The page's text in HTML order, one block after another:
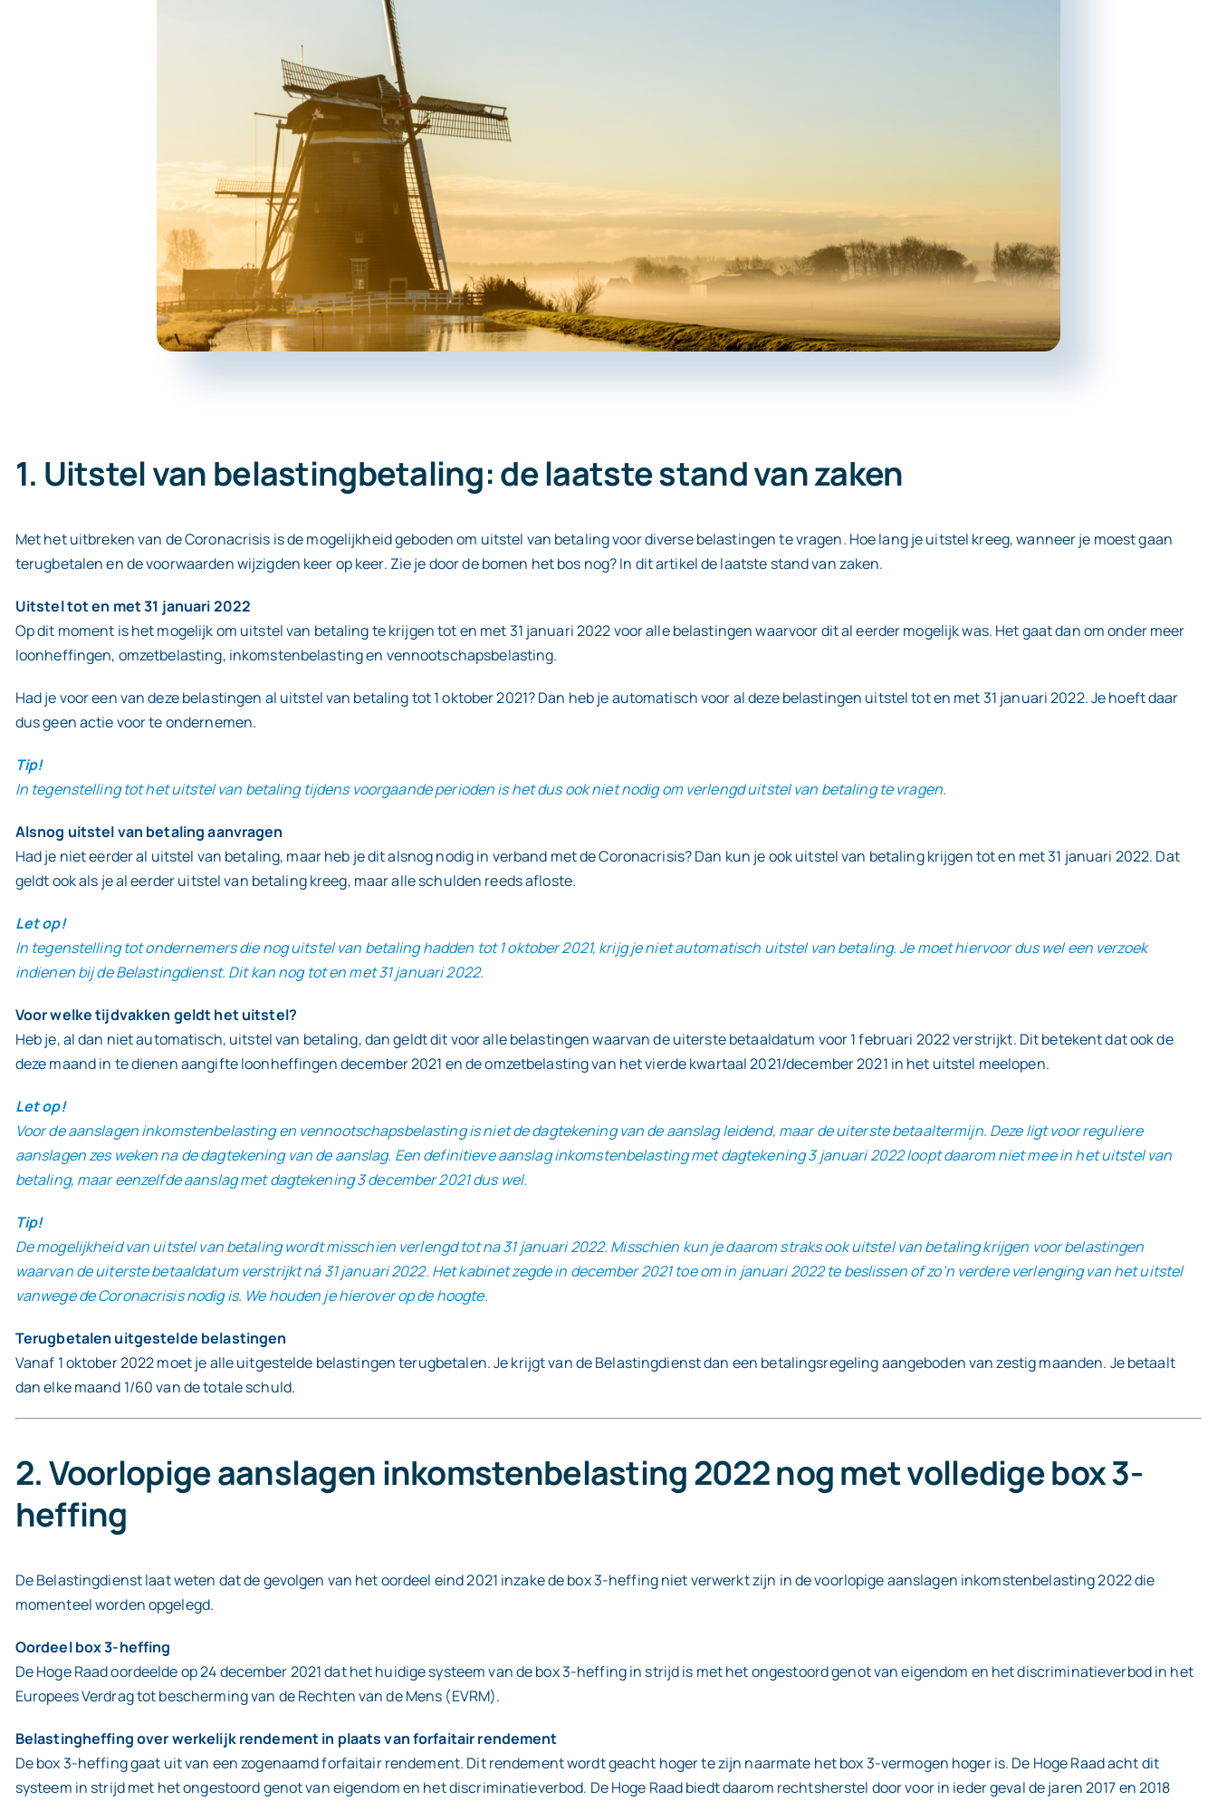
1. Uitstel van belastingbetaling: de laatste stand van zaken
Met het uitbreken van de Coronacrisis is de mogelijkheid geboden om uitstel van betaling voor diverse belastingen te vragen. Hoe lang je uitstel kreeg, wanneer je moest gaan
terugbetalen en de voorwaarden wijzigden keer op keer. Zie je door de bomen het bos nog? In dit artikel de laatste stand van zaken.
Uitstel tot en met 31 januari 2022
Op dit moment is het mogelijk om uitstel van betaling te krijgen tot en met 31 januari 2022 voor alle belastingen waarvoor dit al eerder mogelijk was. Het gaat dan om onder meer
loonheffingen, omzetbelasting, inkomstenbelasting en vennootschapsbelasting.
Had je voor een van deze belastingen al uitstel van betaling tot 1 oktober 2021? Dan heb je automatisch voor al deze belastingen uitstel tot en met 31 januari 2022. Je hoeft daar
dus geen actie voor te ondernemen.
Tip!
In tegenstelling tot het uitstel van betaling tijdens voorgaande perioden is het dus ook niet nodig om verlengd uitstel van betaling te vragen.
Alsnog uitstel van betaling aanvragen
Had je niet eerder al uitstel van betaling, maar heb je dit alsnog nodig in verband met de Coronacrisis? Dan kun je ook uitstel van betaling krijgen tot en met 31 januari 2022. Dat
geldt ook als je al eerder uitstel van betaling kreeg, maar alle schulden reeds afloste.
Let op!
In tegenstelling tot ondernemers die nog uitstel van betaling hadden tot 1 oktober 2021, krijg je niet automatisch uitstel van betaling. Je moet hiervoor dus wel een verzoek
indienen bij de Belastingdienst. Dit kan nog tot en met 31 januari 2022.
Voor welke tijdvakken geldt het uitstel?
Heb je, al dan niet automatisch, uitstel van betaling, dan geldt dit voor alle belastingen waarvan de uiterste betaaldatum voor 1 februari 2022 verstrijkt. Dit betekent dat ook de
deze maand in te dienen aangifte loonheffingen december 2021 en de omzetbelasting van het vierde kwartaal 2021/december 2021 in het uitstel meelopen.
Let op!
Voor de aanslagen inkomstenbelasting en vennootschapsbelasting is niet de dagtekening van de aanslag leidend, maar de uiterste betaaltermijn. Deze ligt voor reguliere
aanslagen zes weken na de dagtekening van de aanslag. Een definitieve aanslag inkomstenbelasting met dagtekening 3 januari 2022 loopt daarom niet mee in het uitstel van
betaling, maar eenzelfde aanslag met dagtekening 3 december 2021 dus wel.
Tip!
De mogelijkheid van uitstel van betaling wordt misschien verlengd tot na 31 januari 2022. Misschien kun je daarom straks ook uitstel van betaling krijgen voor belastingen
waarvan de uiterste betaaldatum verstrijkt ná 31 januari 2022. Het kabinet zegde in december 2021 toe om in januari 2022 te beslissen of zo’n verdere verlenging van het uitstel
vanwege de Coronacrisis nodig is. We houden je hierover op de hoogte.
Terugbetalen uitgestelde belastingen
Vanaf 1 oktober 2022 moet je alle uitgestelde belastingen terugbetalen. Je krijgt van de Belastingdienst dan een betalingsregeling aangeboden van zestig maanden. Je betaalt
dan elke maand 1/60 van de totale schuld.
2. Voorlopige aanslagen inkomstenbelasting 2022 nog met volledige box 3-
heffing
De Belastingdienst laat weten dat de gevolgen van het oordeel eind 2021 inzake de box 3-heffing niet verwerkt zijn in de voorlopige aanslagen inkomstenbelasting 2022 die
momenteel worden opgelegd.
Oordeel box 3-heffing
De Hoge Raad oordeelde op 24 december 2021 dat het huidige systeem van de box 3-heffing in strijd is met het ongestoord genot van eigendom en het discriminatieverbod in het
Europees Verdrag tot bescherming van de Rechten van de Mens (EVRM).
Belastingheffing over werkelijk rendement in plaats van forfaitair rendement
De box 3-heffing gaat uit van een zogenaamd forfaitair rendement. Dit rendement wordt geacht hoger te zijn naarmate het box 3-vermogen hoger is. De Hoge Raad acht dit
systeem in strijd met het ongestoord genot van eigendom en het discriminatieverbod. De Hoge Raad biedt daarom rechtsherstel door voor in ieder geval de jaren 2017 en 2018